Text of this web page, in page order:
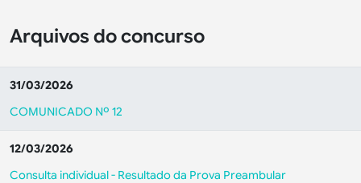
Arquivos do concurso
31/03/2026
COMUNICADO Nº 12
12/03/2026
Consulta individual - Resultado da Prova Preambular